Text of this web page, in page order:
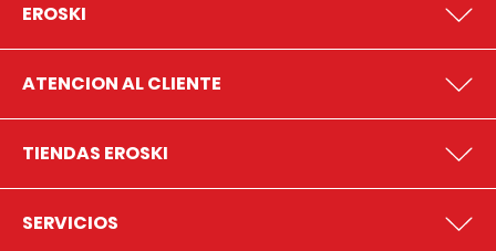
EROSKI
ATENCION AL CLIENTE
TIENDAS EROSKI
SERVICIOS